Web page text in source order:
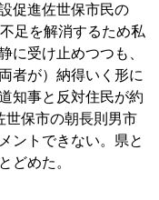
促進佐世保市民の
足を解消するため私
に受け止めつつも、
者が）納得いく形に
知事と反対住民が約
世保市の朝長則男市
ントできない。県と
どめた。